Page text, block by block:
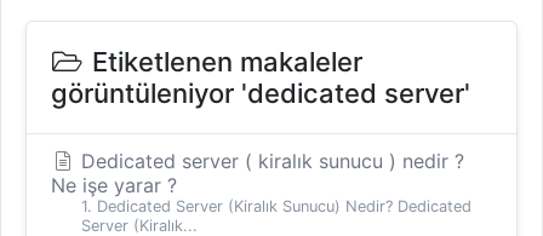
Etiketlenen makaleler
görüntüleniyor 'dedicated server'
Dedicated server ( kiralık sunucu ) nedir ?
Ne işe yarar ?
1. Dedicated Server (Kiralık Sunucu) Nedir? Dedicated
Server (Kiralık...